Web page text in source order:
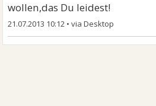
wollen,das Du leidest!
21.07.2013 10:12 •